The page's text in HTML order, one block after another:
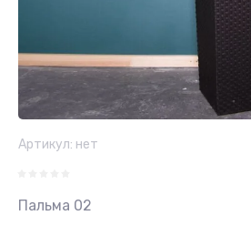
Артикул: нет
Пальма 02